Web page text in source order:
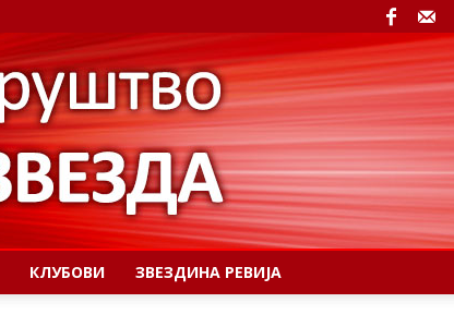
КЛУБОВИ ЗВЕЗДИНА РЕВИЈА